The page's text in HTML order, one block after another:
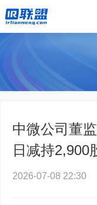
中微公司董
日减持2,900
2026-07-08 22:30